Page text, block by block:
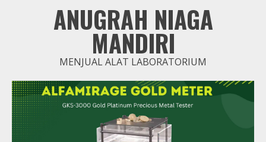
ANUGRAH NIAGA
MANDIRI
MENJUAL ALAT LABORATORIUM